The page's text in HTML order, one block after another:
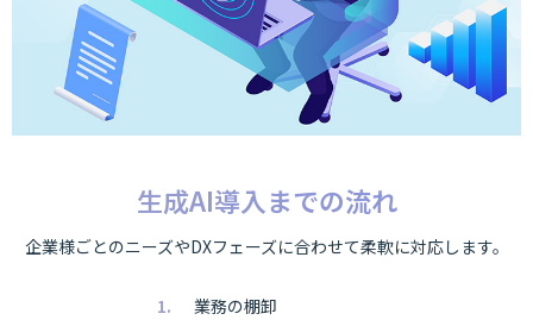
生成AI導入までの流れ
企業様ごとのニーズやDXフェーズに合わせて柔軟に対応します。
業務の棚卸